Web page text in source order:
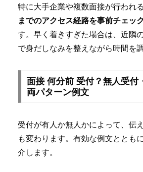
特に大手企業や複数面接が行われ
までのアクセス経路を事前チェック
す。早く着きすぎた場合は、近隣
で身だしなみを整えながら時間を
面接 何分前 受付？無人受付
両パターン例文
受付が有人か無人かによって、伝
も変わります。有効な例文ととも
介します。